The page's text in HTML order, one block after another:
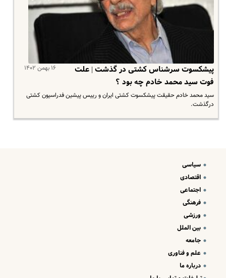
۱۶ بهمن ۱۴۰۲
پیشکسوت سرشناس کشتی در گذشت | علت
فوت سید محمد خادم چه بود ؟
سید محمد خادم حقیقت پیشکسوت کشتی ایران و رییس پیشین فدراسیون کشتی
درگذشت.
سیاسی
اقتصادی
اجتماعی
فرهنگی
ورزشی
بین الملل
جامعه
علم و فناوری
درباره ما